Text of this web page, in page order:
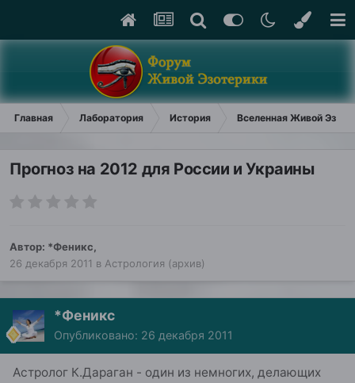
Главная Лаборатория История Вселенная Живой
Прогноз на 2012 для России и Украины
Автор: *Феникс,
26 декабря 2011 в Астрология (архив)
*Феникс
Опубликовано: 26 декабря 2011
Астролог К.Дараган - один из немногих, делающих